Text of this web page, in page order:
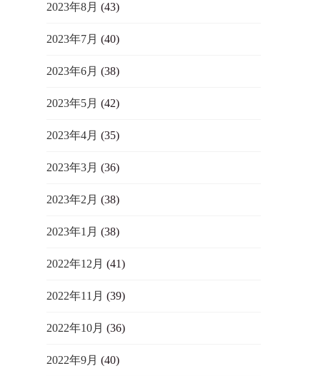
2023年8月 (43)
2023年7月 (40)
2023年6月 (38)
2023年5月 (42)
2023年4月 (35)
2023年3月 (36)
2023年2月 (38)
2023年1月 (38)
2022年12月 (41)
2022年11月 (39)
2022年10月 (36)
2022年9月 (40)